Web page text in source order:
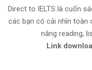
Direct to IELTS là cuốn
các bạn có cái nhìn toàn
năng reading,
Link